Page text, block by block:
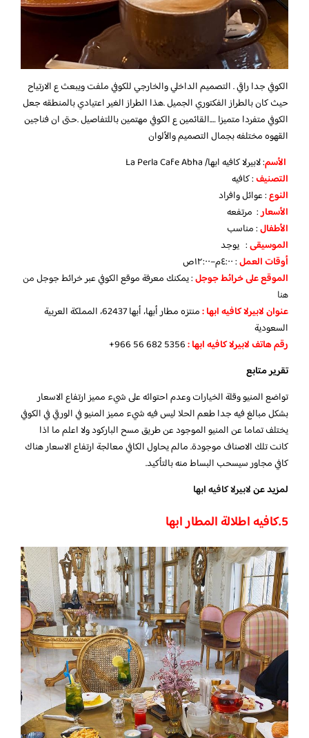
الكوفي جدا راقي . التصميم الداخلي والخارجي للكوفي ملفت ويبعث ع الارتياح
حيث كان بالطراز الفكتوري الجميل .هذا الطراز الغير اعتيادي بالمنطقه جعل
الكوفي متفردا متميزا ….القائمين ع الكوفي مهتمين باللتفاصيل .حتى ان فناجين
القهوه مختلفه بجمال التصميم والألوان
الأسم: لابيرلا كافيه ابها/ La Perla Cafe Abha
التصنيف: كافيه
النوع: عوائل وافراد
الأسعار: مرتفعه
الأطفال: مناسب
الموسيقى: يوجد
أوقات العمل: ٤:٠٠م–١٢:٠٠ص
الموقع على خرائط جوجل: يمكنك معرفة موقع الكوفي عبر خرائط جوجلمن
هنا
عنوان لابيرلا كافيه ابها :
منتزه مطار أبها، أبها 62437، المملكة العربية
السعودية
رقم هاتف لابيرلا كافيه ابها :‪+966 56 682 5356‬‏
تقرير متابع
تواضع المنيو وقلة الخيارات وعدم احتوائه على شيء مميز ارتفاع الاسعار
بشكل مبالغ فيه جدا طعم الحلا ليس فيه شيء مميز المنيو في الورقي في الكوفي
يختلف تماما عن المنيو الموجود عن طريق مسح الباركود ولا اعلم ما اذا
كانت تلك الاصناف موجودة. مالم يحاول الكافي معالجة ارتفاع الاسعار هناك
كافي مجاور سيسحب البساط منه بالتأكيد.
لمزيد عنلابيرلا كافيه ابها
5.كافيه اطلالة المطار ابها